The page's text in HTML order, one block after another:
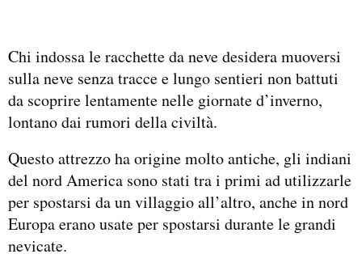
Chi indossa le racchette da neve desidera muoversi
sulla neve senza tracce e lungo sentieri non battuti
da scoprire lentamente nelle giornate d’inverno,
lontano dai rumori della civiltà.
Questo attrezzo ha origine molto antiche, gli indiani
del nord America sono stati tra i primi ad utilizzarle
per spostarsi da un villaggio all’altro, anche in nord
Europa erano usate per spostarsi durante le grandi
nevicate.